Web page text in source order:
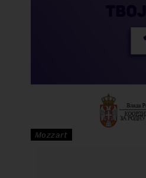
Mozzart